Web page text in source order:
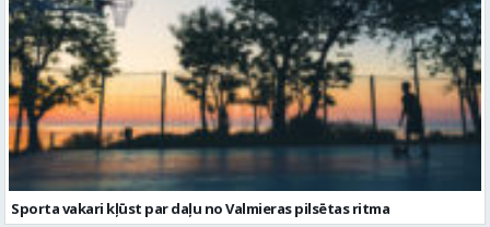
Sporta vakari kļūst par daļu no Valmieras pilsētas ritma